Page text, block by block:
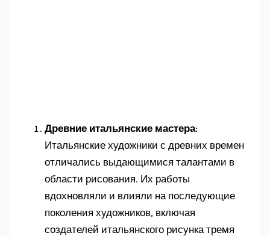
Древние итальянские мастера:
Итальянские художники с древних времен
отличались выдающимися талантами в
области рисования. Их работы
вдохновляли и влияли на последующие
поколения художников, включая
создателей итальянского рисунка тремя